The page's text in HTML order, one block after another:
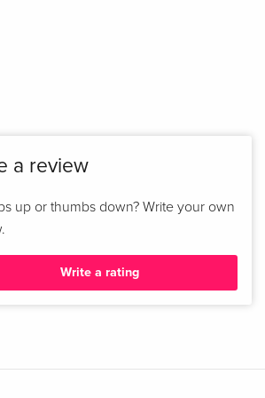
a review
up or thumbs down? Write your own
Write a rating